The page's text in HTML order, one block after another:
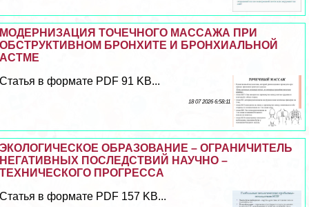
МОДЕРНИЗАЦИЯ ТОЧЕЧНОГО МАССАЖА ПРИ
ОБСТРУКТИВНОМ БРОНХИТЕ И БРОНХИАЛЬНОЙ
АСТМЕ
Статья в формате PDF 91 KB...
18 07 2026 6:58:11
ЭКОЛОГИЧЕСКОЕ ОБРАЗОВАНИЕ – ОГРАНИЧИТЕЛЬ
НЕГАТИВНЫХ ПОСЛЕДСТВИЙ НАУЧНО –
ТЕХНИЧЕСКОГО ПРОГРЕССА
Статья в формате PDF 157 KB...